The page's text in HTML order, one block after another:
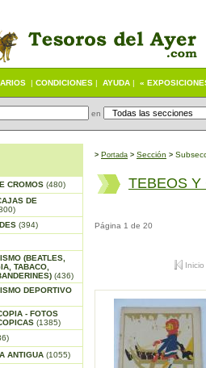
| CONDICIONES | AYUDA | «
en
CROMOS (480)
DE
(394)
(BEATLES,
TABACO,
(436)
DEPORTIVO
- FOTOS
(1385)
ANTIGUA (1055)
> Portada > Sección >
TEBEOS Y
Página 1 de 20
Inicio